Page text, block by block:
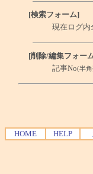
[検索フォーム]
現在ログ内
[削除/編集フォー
記事No(半
HOME HELP